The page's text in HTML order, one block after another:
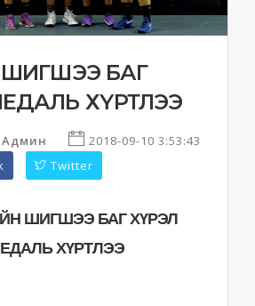
ШИГШЭЭ БАГ
ХҮРТЛЭЭ
Админ
2018-09-10 3:53:43
Twitter
ШИГШЭЭ БАГ ХҮРЭЛ
ХҮРТЛЭЭ